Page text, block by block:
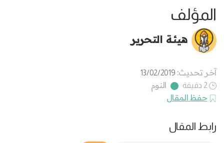
المؤلف
هيئة التحرير
آخر تحديث: 13/02/2019
2 دقيقة
النوم
حفظ المقال
رابط المقال